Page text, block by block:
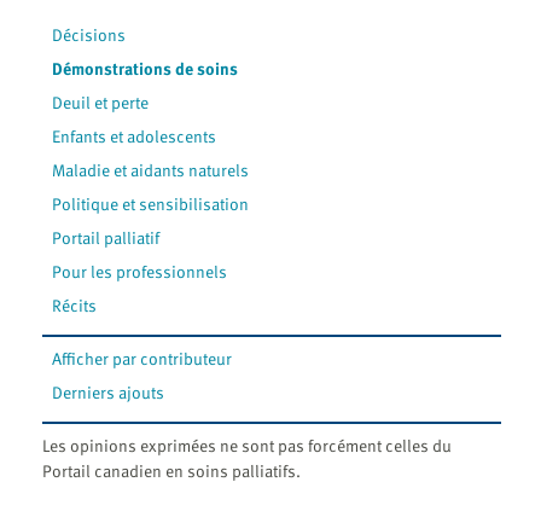
Décisions
Démonstrations de soins
Deuil et perte
Enfants et adolescents
Maladie et aidants naturels
Politique et sensibilisation
Portail palliatif
Pour les professionnels
Récits
Afficher par contributeur
Derniers ajouts
Les opinions exprimées ne sont pas forcément celles du
Portail canadien en soins palliatifs.